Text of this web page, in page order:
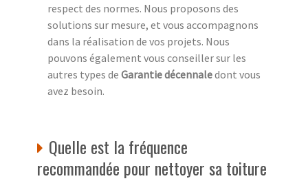
respect des normes. Nous proposons des
solutions sur mesure, et vous accompagnons
dans la réalisation de vos projets. Nous
pouvons également vous conseiller sur les
autres types de Garantie décennaledont vous
avez besoin.
Quelle est la fréquence
recommandée pour nettoyer sa toiture